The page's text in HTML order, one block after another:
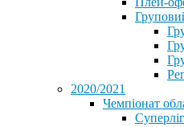
2020/2021
Чемпіонат